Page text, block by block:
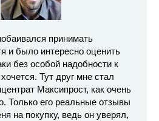
принимать
и было интересно оценить
без особой надобности к
Тут друг мне стал
Максипрост, как очень
Только его реальные отзывы
на покупку, ведь он уверял,